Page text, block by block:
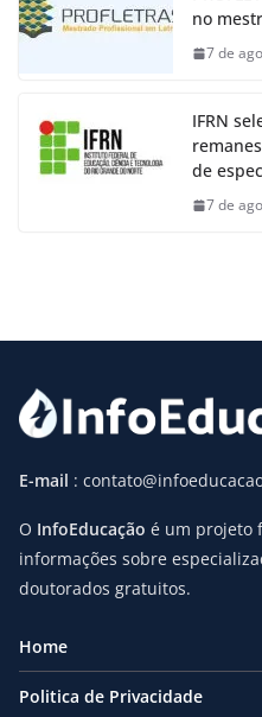
no
7 de
IFRN
de
7 de
E-mail :
O InfoEducação é um projeto
informações sobre
doutorados gratuitos.
Home
Politica de Privacidade